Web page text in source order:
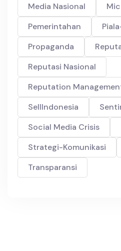
Media Nasional
Pemerintahan
Propaganda
Reputasi Nasional
Reputation
SellIndonesia
Social Media Crisis
Strategi-Komunikasi
Transparansi